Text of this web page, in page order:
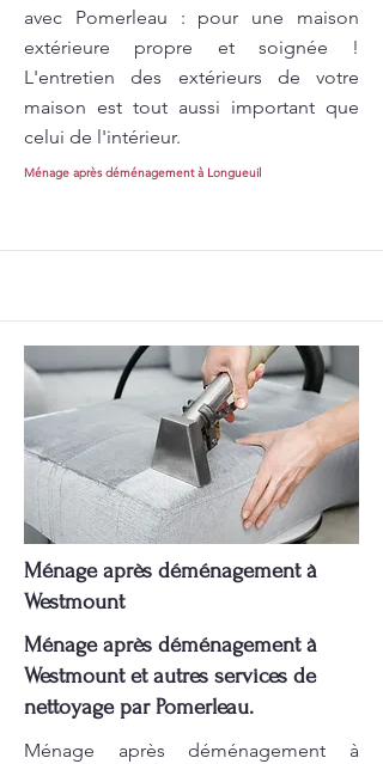
avec Pomerleau : pour une maison
extérieure propre et soignée !
L'entretien des extérieurs de votre
maison est tout aussi important que
celui de l'intérieur.
Ménage après déménagement à Longueuil
Ménage après déménagement à
Westmount
Ménage après déménagement à
Westmount et autres services de
nettoyage par Pomerleau.
Ménage après déménagement à